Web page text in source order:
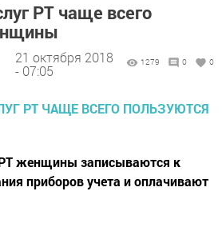
РТ чаще всего
21 октября 2018
- 07:05
1279 0 0
РТ женщины записываются к
приборов учета и оплачивают